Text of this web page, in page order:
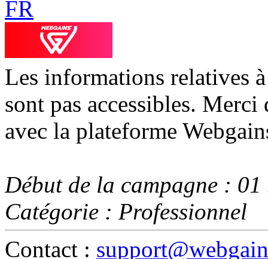
Les informations relatives
sont pas accessibles.
avec la plateforme
Début de la campagne :
Catégorie : Professionnel
Contact :